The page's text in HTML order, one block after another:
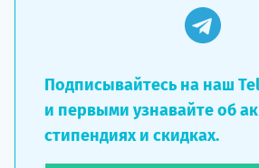
Подписывайтесь на наш
и первыми узнавайте об
стипендиях и скидках.